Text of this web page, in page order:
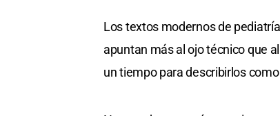
Los textos modernos de
apuntan más al ojo técnico que
un tiempo para describirlos